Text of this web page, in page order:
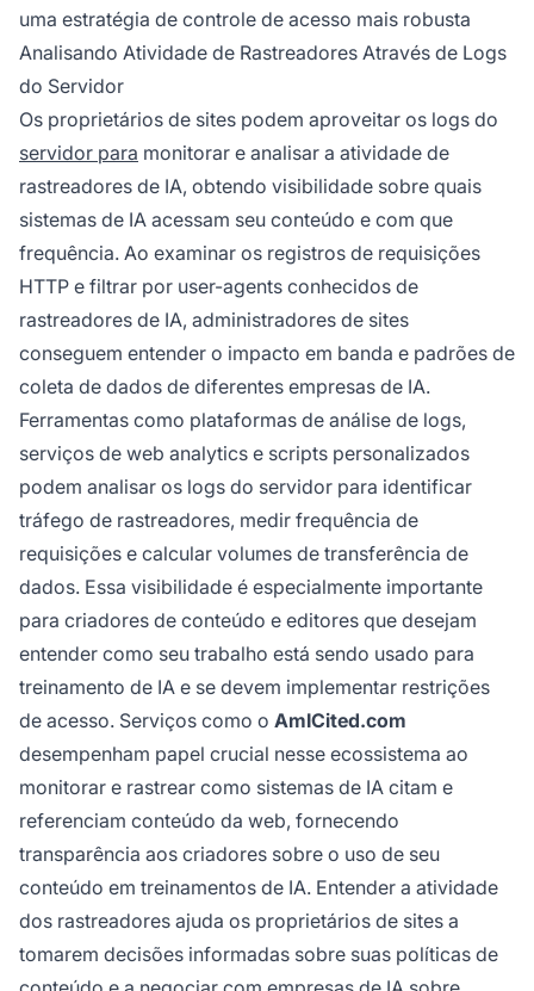
uma estratégia de controle de acesso mais robusta
Analisando Atividade de Rastreadores Através de Logs
do Servidor
Os proprietários de sites podem aproveitar os logs do
servidor para monitorar e analisar a atividade de
rastreadores de IA, obtendo visibilidade sobre quais
sistemas de IA acessam seu conteúdo e com que
frequência. Ao examinar os registros de requisições
HTTP e filtrar por user-agents conhecidos de
rastreadores de IA, administradores de sites
conseguem entender o impacto em banda e padrões de
coleta de dados de diferentes empresas de IA.
Ferramentas como plataformas de análise de logs,
serviços de web analytics e scripts personalizados
podem analisar os logs do servidor para identificar
tráfego de rastreadores, medir frequência de
requisições e calcular volumes de transferência de
dados. Essa visibilidade é especialmente importante
para criadores de conteúdo e editores que desejam
entender como seu trabalho está sendo usado para
treinamento de IA e se devem implementar restrições
de acesso. Serviços como o AmICited.com
desempenham papel crucial nesse ecossistema ao
monitorar e rastrear como sistemas de IA citam e
referenciam conteúdo da web, fornecendo
transparência aos criadores sobre o uso de seu
conteúdo em treinamentos de IA. Entender a atividade
dos rastreadores ajuda os proprietários de sites a
tomarem decisões informadas sobre suas políticas de